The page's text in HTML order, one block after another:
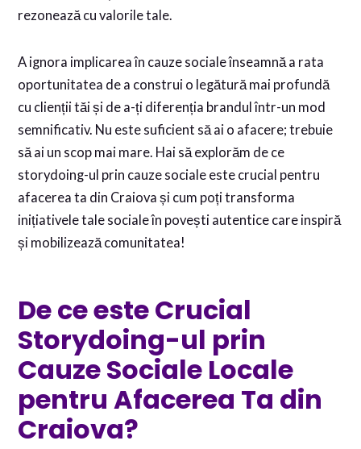
rezonează cu valorile tale.
A ignora implicarea în cauze sociale înseamnă a rata
oportunitatea de a construi o legătură mai profundă
cu clienții tăi și de a-ți diferenția brandul într-un mod
semnificativ. Nu este suficient să ai o afacere; trebuie
să ai un scop mai mare. Hai să explorăm de ce
storydoing-ul prin cauze sociale este crucial pentru
afacerea ta din Craiova și cum poți transforma
inițiativele tale sociale în povești autentice care inspiră
și mobilizează comunitatea!
De ce este Crucial
Storydoing-ul prin
Cauze Sociale Locale
pentru Afacerea Ta din
Craiova?